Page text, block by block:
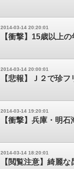
2014-03-14 20:20:01
【衝撃】15歳以上
2014-03-14 20:00:01
【悲報】Ｊ２で珍
2014-03-14 19:20:01
【衝撃】兵庫・明
2014-03-14 18:20:01
【閲覧注意】綺麗